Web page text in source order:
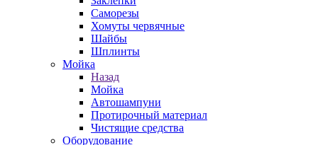
Саморезы
Хомуты червячные
Шайбы
Шплинты
Мойка
Назад
Мойка
Автошампуни
Протирочный материал
Чистящие средства
Оборудование